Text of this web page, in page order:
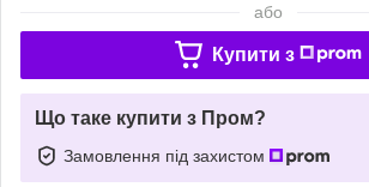
або
Купити з
Що таке купити з Пром?
Замовлення під захистом